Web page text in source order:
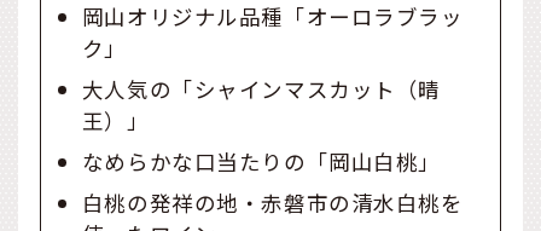
岡山オリジナル品種「オーロラブラッ
ク」
大人気の「シャインマスカット（晴
王）」
なめらかな口当たりの「岡山白桃」
白桃の発祥の地・赤磐市の清水白桃を